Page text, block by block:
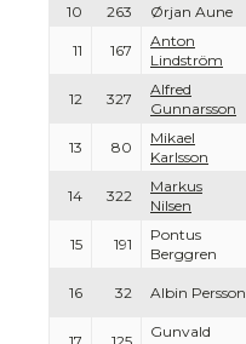
10 263 Ørjan Aune
11 167
Anton
Lindström
12 327
Alfred
Gunnarsson
13 80
Mikael
Karlsson
14 322
Markus
Nilsen
15 191
Pontus
Berggren
16 32 Albin Persson
Gunvald